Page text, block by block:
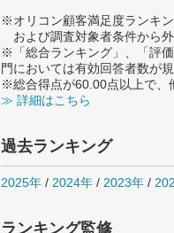
※オリコン顧客満足度ランキ
および調査対象者条件から外
※「総合ランキング」、「評
門においては有効回答者数が
※総合得点が60.00点以上で、
≫ 詳細はこちら
過去ランキング
2025年 / 2024年 / 2023年 /
ランキング監修